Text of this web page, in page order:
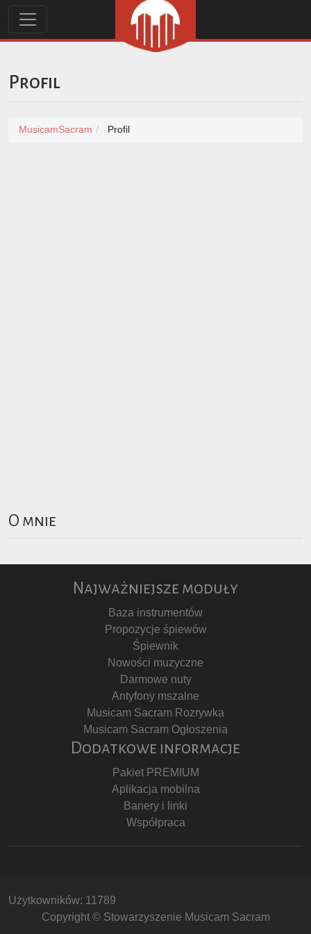
Profil
MusicamSacram Profil
O mnie
Najważniejsze moduły
Baza instrumentów
Propozycje śpiewów
Śpiewnik
Nowości muzyczne
Darmowe nuty
Antyfony mszalne
Musicam Sacram Rozrywka
Musicam Sacram Ogłoszenia
Dodatkowe informacje
Pakiet PREMIUM
Aplikacja mobilna
Banery i linki
Współpraca
Użytkowników: 11789
Copyright © Stowarzyszenie Musicam Sacram